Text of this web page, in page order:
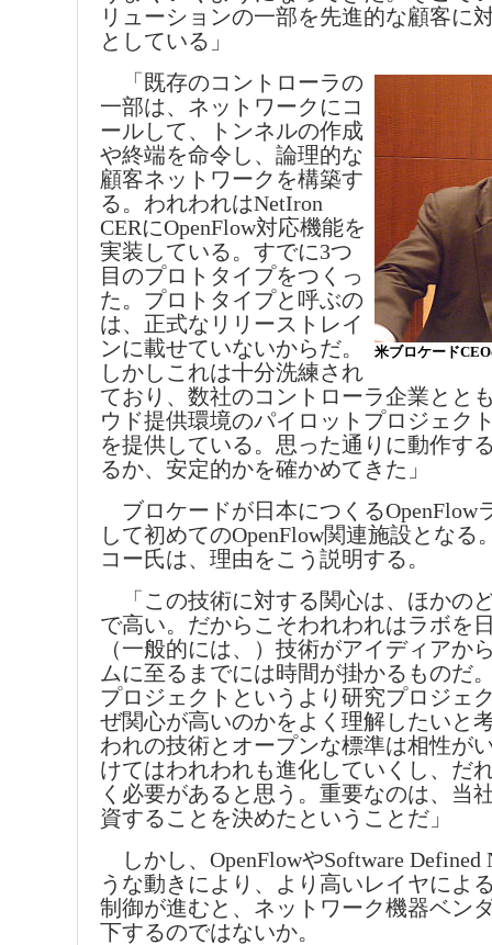
リューションの一部を先進的な顧客に
としている」
米ブロケード
「既存のコントローラの
一部は、ネットワークにコ
ールして、トンネルの作成
や終端を命令し、論理的な
顧客ネットワークを構築す
る。われわれはNetIron
CERにOpenFlow対応機能を
実装している。すでに3つ
目のプロトタイプをつくっ
た。プロトタイプと呼ぶの
は、正式なリリーストレイ
ンに載せていないからだ。
しかしこれは十分洗練され
ており、数社のコントローラ企業とと
ウド提供環境のパイロットプロジェク
を提供している。思った通りに動作す
るか、安定的かを確かめてきた」
ブロケードが日本につくるOpenFlow
して初めてのOpenFlow関連施設となる
コー氏は、理由をこう説明する。
「この技術に対する関心は、ほかの
で高い。だからこそわれわれはラボを
（一般的には、）技術がアイディアか
ムに至るまでには時間が掛かるものだ
プロジェクトというより研究プロジェ
ぜ関心が高いのかをよく理解したいと
われの技術とオープンな標準は相性が
けてはわれわれも進化していくし、だ
く必要があると思う。重要なのは、当
資することを決めたということだ」
しかし、OpenFlowやSoftware Defined
うな動きにより、より高いレイヤによ
制御が進むと、ネットワーク機器ベン
下するのではないか。